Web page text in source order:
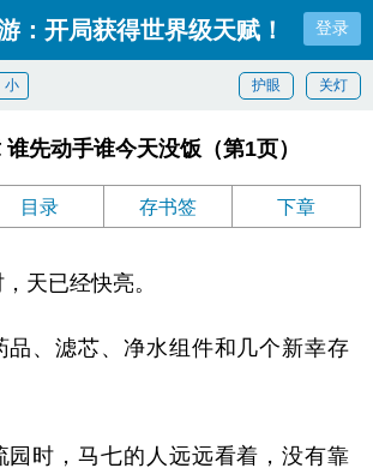
：开局获得世界级天赋！ 登录
关灯
护眼
小
先动手谁今天没饭（第1页）
目录 存书签 下章
天已经快亮。
品、滤芯、净水组件和几个新幸存
园时，马七的人远远看着，没有靠